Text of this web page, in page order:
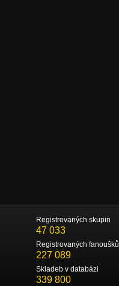
Registrovaných skupin
47 033
Registrovaných fanoušků
227 089
Skladeb v databázi
339 800